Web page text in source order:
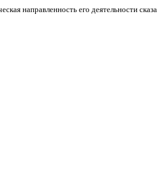
направленность его деятельности